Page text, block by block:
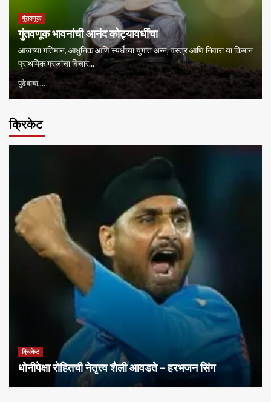
गुंतवणूक
गुंतवणूक भावनांची आनंद कोट्यावधींचा
आजच्या गतिमान, आधुनिक आणि स्पर्धेच्या युगात अन्न, वस्त्र आणि निवारा या किमान
प्राथमिक गरजांचा विचार...
पुढे वाचा....
क्रिकेट
क्रिकेट
धोनीपेक्षा रोहितची नेतृत्त्व शैली आवडते – हरभजन सिंग